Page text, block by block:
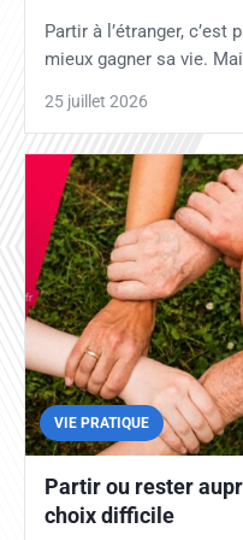
Partir à l’étranger, c’est
mieux gagner sa vie.
25 juillet 2026
VIE PRATIQUE
Partir ou rester
choix difficile